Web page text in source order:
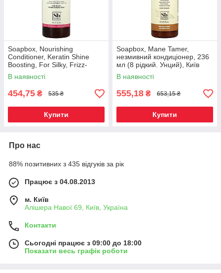
Soapbox, Nourishing
Conditioner, Keratin Shine
Boosting, For Silky, Frizz-
Tamed Hair, 16 fl oz (473 ml)
Киев, Київ
В наявності
454,75 ₴ 535 ₴
Купити
Soapbox, Mane Tamer,
незмивний кондиціонер, 236
мл (8 рідкий. Унций), Київ
В наявності
555,18 ₴ 653,15 ₴
Купити
Про нас
88% позитивних з 435 відгуків за рік
Працює з 04.08.2013
м. Київ
Алішера Навої 69, Київ, Україна
Контакти
Сьогодні працює з 09:00 до 18:00
Показати весь графік роботи